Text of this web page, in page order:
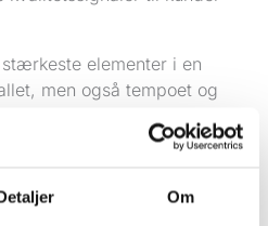
Om
elementer i en
men også tempoet og
fremstår mere aktiv og
er kritisk. Et